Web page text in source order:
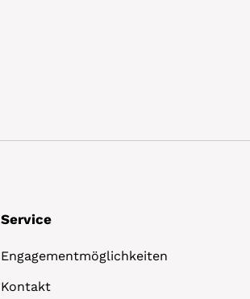
Service
Engagementmöglichkeiten
Kontakt